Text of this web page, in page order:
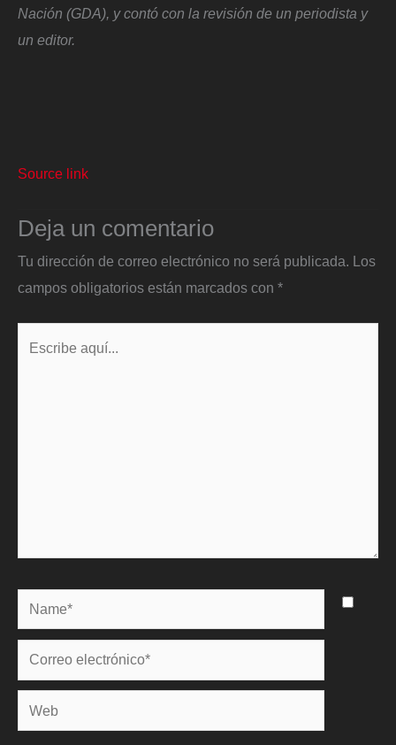
Nación (GDA), y contó con la revisión de un periodista y
un editor.
Source link
Deja un comentario
Tu dirección de correo electrónico no será publicada. Los
campos obligatorios están marcados con *
Name*
Correo
electrónico*
Web